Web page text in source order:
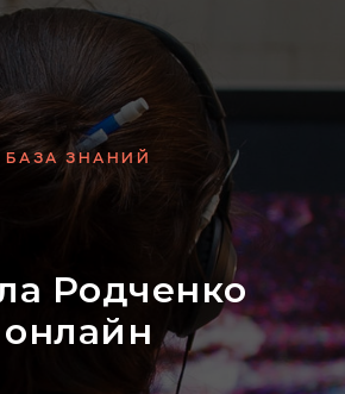
БАЗА ЗНАНИЙ
Родченко
онлайн